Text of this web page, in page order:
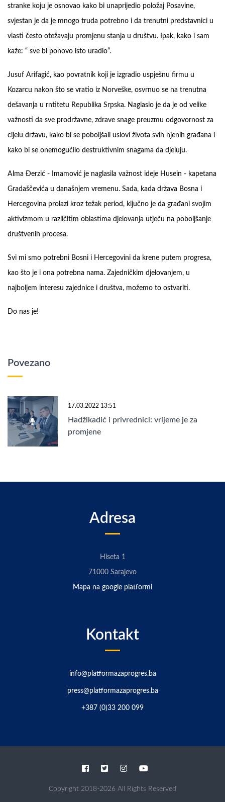
stranke koju je osnovao kako bi unaprijedio položaj Posavine,
svjestan je da je mnogo truda potrebno i da trenutni predstavnici u
vlasti često otežavaju promjenu stanja u društvu. Ipak, kako i sam
kaže: “ sve bi ponovo isto uradio”.
Jusuf Arifagić, kao povratnik koji je izgradio uspješnu firmu u
Kozarcu nakon što se vratio iz Norveške, osvrnuo se na trenutna
dešavanja u rntitetu Republika Srpska. Naglasio je da je od velike
važnosti da sve prodržavne, zdrave snage preuzmu odgovornost za
cijelu državu, kako bi se poboljšali uslovi života svih njenih građana i
kako bi se onemogućilo destruktivnim snagama da djeluju.
Alma Đerzić - Imamović je naglasila važnost ideje Husein - kapetana
Gradaščevića u današnjem vremenu. Sada, kada država Bosna i
Hercegovina prolazi kroz težak period, ključno je da građani svojim
aktivizmom u različitim oblastima djelovanja utječu na poboljšanje
društvenih procesa.
Svi mi smo potrebni Bosni i Hercegovini da krene putem progresa,
kao što je i ona potrebna nama. Zajedničkim djelovanjem, u
najboljem interesu zajednice i društva, možemo to ostvariti.
Do nas je!
Povezano
17.03.2022 13:51
Hadžikadić i privrednici: vrijeme je za
promjene
Adresa
Hiseta 1
71000 Sarajevo
Mapa na google platformi
Kontakt
info@platformazaprogres.ba
press@platformazaprogres.ba
+387 (0)33 200 099
Copyright 2018-2026 All Rights Reserved